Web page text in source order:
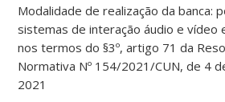
Modalidade de realização da banca:
sistemas de interação áudio e vídeo
nos termos do §3º, artigo 71 da
Normativa Nº 154/2021/CUN, de 4
2021